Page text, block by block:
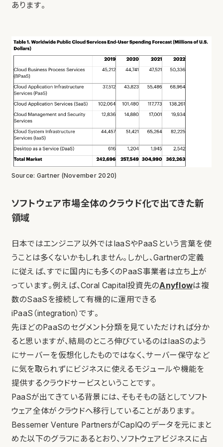
あります。
Source: Gartner (November 2020)
ソフトウェア市場全体のクラウド化で出てきた新
領域
日本ではエンジニア以外ではIaaSやPaaSという言葉を使
うことは多くないかもしれません。しかし、Gartnerの定義
に従えば、すでに国内にも多くのPaaS事業者は立ち上が
っています。例えば、Coral Capital投資先のAnyflowは複
数のSaaSを接続して有機的に運用できる
iPaaS（integration）です。
先ほどのPaaSのセグメント分類を見ていただければ分か
ると思いますが、結局のところ伸びているのはIaaSのよう
にサーバーを仮想化したものではなく、サーバー保守など
に気を取られずにビジネスに使えるモジュールや機能を
提供するクラウドサービスということです。
PaaSが出てきている背景には、そもそもの話としてソフト
ウェア全体がクラウドへ移行していることがあります。
Bessemer Venture PartnersがCapIQのデータを元にまと
めた以下のグラフにあるとおり、ソフトウェアビジネスに占